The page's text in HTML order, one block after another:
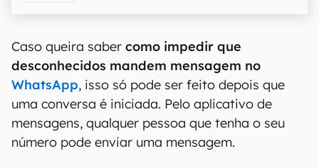
Caso queira saber como impedir que
desconhecidos mandem mensagem no
WhatsApp, isso só pode ser feito depois que
uma conversa é iniciada. Pelo aplicativo de
mensagens, qualquer pessoa que tenha o seu
número pode enviar uma mensagem.